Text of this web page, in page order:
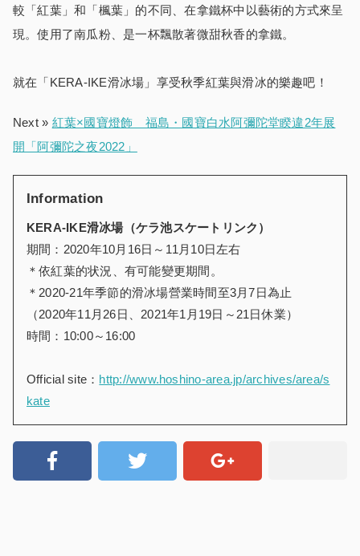
較「紅葉」和「楓葉」的不同、在拿鐵杯中以藝術的方式來呈
現。使用了南瓜粉、是一杯飄散著微甜秋香的拿鐵。
就在「KERA-IKE滑冰場」享受秋季紅葉與滑冰的樂趣吧！
Next » 紅葉×國寶燈飾 福島・國寶白水阿彌陀堂睽違2年展
開「阿彌陀之夜2022」
Information
KERA-IKE滑冰場（ケラ池スケートリンク）
期間：2020年10月16日～11月10日左右
＊依紅葉的状況、有可能變更期間。
＊2020-21年季節的滑冰場營業時間至3月7日為止
（2020年11月26日、2021年1月19日～21日休業）
時間：10:00～16:00
Official site： http://www.hoshino-area.jp/archives/area/s
kate